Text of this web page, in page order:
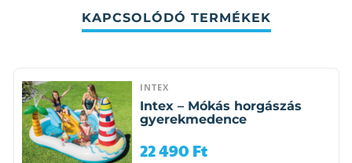
KAPCSOLÓDÓ TERMÉKEK
INTEX
Intex – Mókás horgászás
gyerekmedence
22 490 Ft